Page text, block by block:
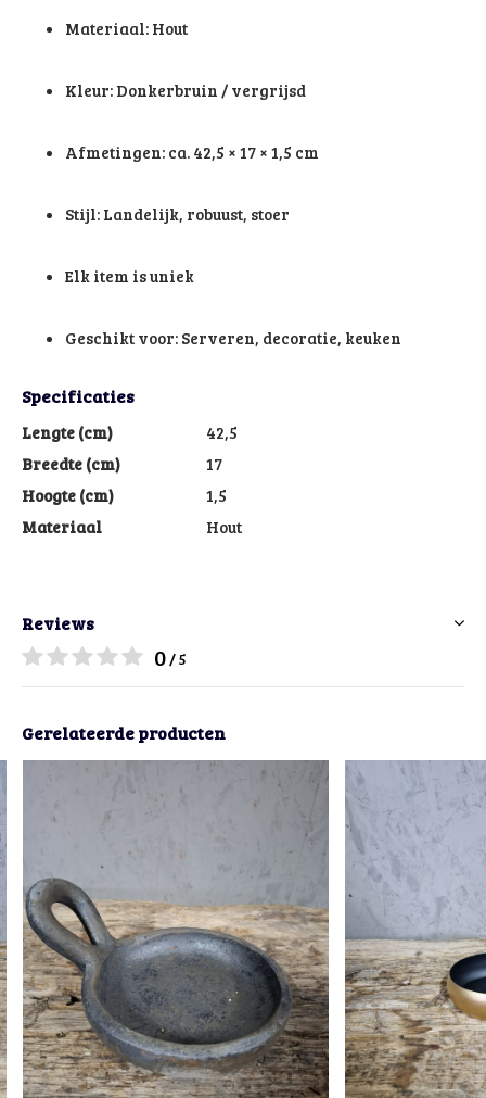
Materiaal: Hout
Kleur: Donkerbruin / vergrijsd
Afmetingen: ca. 42,5 × 17 × 1,5 cm
Stijl: Landelijk, robuust, stoer
Elk item is uniek
Geschikt voor: Serveren, decoratie, keuken
Specificaties
Lengte (cm)
42,5
Breedte (cm)
17
Hoogte (cm)
1,5
Materiaal
Hout
Reviews
0/ 5
Gerelateerde producten